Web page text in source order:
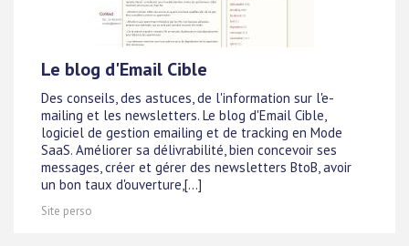
Le blog d'Email Cible
Des conseils, des astuces, de l'information sur l'e-
mailing et les newsletters. Le blog d'Email Cible,
logiciel de gestion emailing et de tracking en Mode
SaaS. Améliorer sa délivrabilité, bien concevoir ses
messages, créer et gérer des newsletters BtoB, avoir
un bon taux d'ouverture,[...]
Site perso